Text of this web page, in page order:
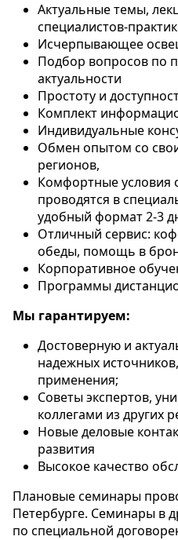
Актуальные темы,
специалистов-
Исчерпывающее
Подбор вопросов по
актуальности
Простоту и
Комплект
Индивидуальные
Обмен опытом со
регионов,
Комфортные условия
проводятся в
удобный формат 2-3
Отличный сервис:
обеды, помощь в
Корпоративное
Программы
Мы гарантируем:
Достоверную и
надежных
применения;
Советы экспертов,
коллегами из других
Новые деловые
развития
Высокое качество
Плановые семинары
Петербурге. Семинары в
по специальной